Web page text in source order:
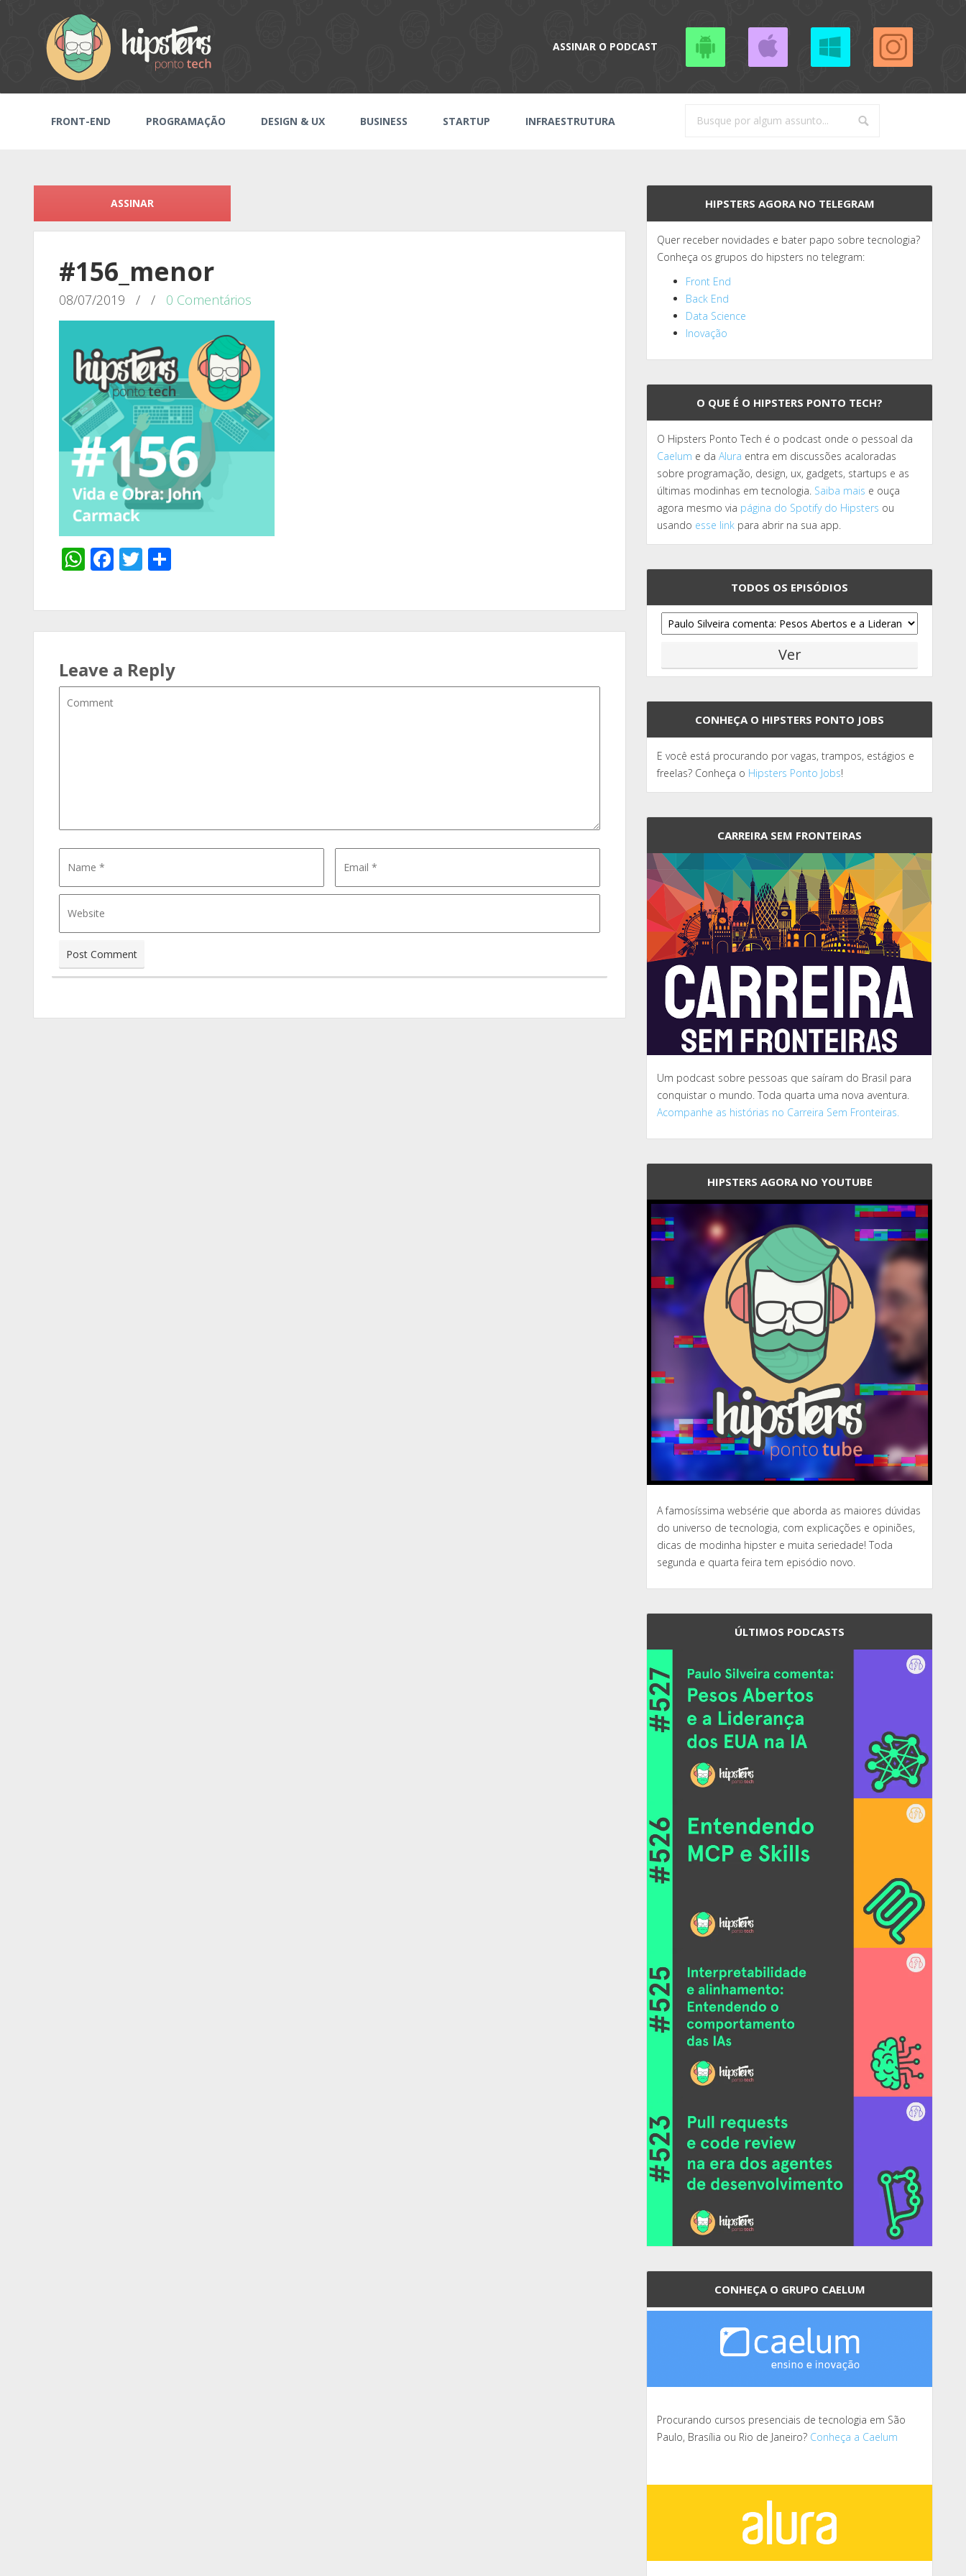
ASSINAR O PODCAST
FRONT-END PROGRAMAÇÃO DESIGN & UX BUSINESS STARTUP INFRAESTRUTURA
ASSINAR
#156_menor
08/07/2019 / / 0 Comentários
WhatsApp
Facebook
Twitter
Leave a Reply
HIPSTERS AGORA NO TELEGRAM
Quer receber novidades e bater papo sobre tecnologia?
Conheça os grupos do hipsters no telegram:
Front End
Back End
Data Science
Inovação
O QUE É O HIPSTERS PONTO TECH?
O Hipsters Ponto Tech é o podcast onde o pessoal da
Caelum e daAlura entra em discussões acaloradas
sobre programação, design, ux, gadgets, startups e as
últimas modinhas em tecnologia. Saiba mais e ouça
agora mesmo via página do Spotify do Hipsters ou
usando esse link para abrir na sua app.
TODOS OS EPISÓDIOS
CONHEÇA O HIPSTERS PONTO JOBS
E você está procurando por vagas, trampos, estágios e
freelas? Conheça o Hipsters Ponto Jobs!
CARREIRA SEM FRONTEIRAS
Um podcast sobre pessoas que saíram do Brasil para
conquistar o mundo. Toda quarta uma nova aventura.
Acompanhe as histórias no Carreira Sem Fronteiras.
HIPSTERS AGORA NO YOUTUBE
A famosíssima websérie que aborda as maiores dúvidas
do universo de tecnologia, com explicações e opiniões,
dicas de modinha hipster e muita seriedade! Toda
segunda e quarta feira tem episódio novo.
ÚLTIMOS PODCASTS
CONHEÇA O GRUPO CAELUM
Procurando cursos presenciais de tecnologia em São
Paulo, Brasília ou Rio de Janeiro? Conheça a Caelum